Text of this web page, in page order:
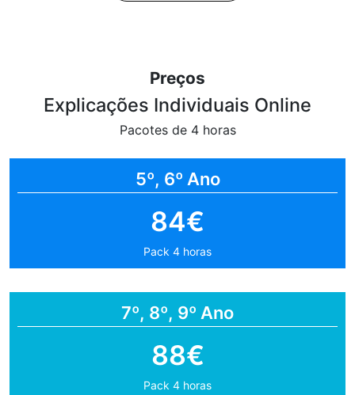
Preços
Explicações Individuais Online
Pacotes de 4 horas
5º, 6º Ano
84€
Pack 4 horas
7º, 8º, 9º Ano
88€
Pack 4 horas